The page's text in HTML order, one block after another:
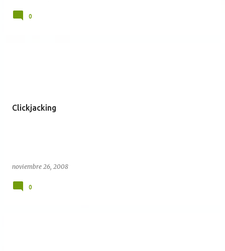
0
Clickjacking
noviembre 26, 2008
0